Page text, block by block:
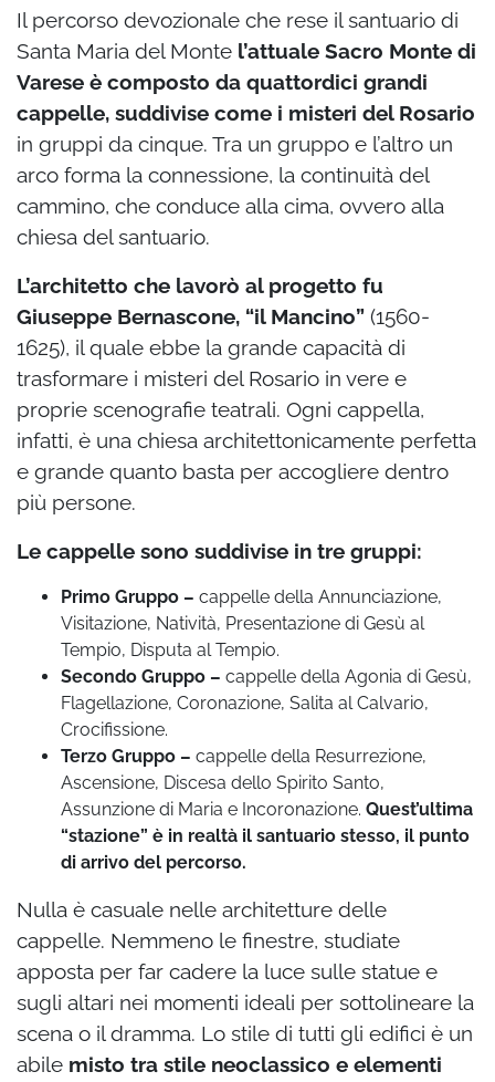
Il percorso devozionale che rese il santuario di
Santa Maria del Monte l’attuale Sacro Monte di
Varese è composto da quattordici grandi
cappelle, suddivise come i misteri del Rosario
in gruppi da cinque. Tra un gruppo e l’altro un
arco forma la connessione, la continuità del
cammino, che conduce alla cima, ovvero alla
chiesa del santuario.
L’architetto che lavorò al progetto fu
Giuseppe Bernascone, “il Mancino” (1560-
1625), il quale ebbe la grande capacità di
trasformare i misteri del Rosario in vere e
proprie scenografie teatrali. Ogni cappella,
infatti, è una chiesa architettonicamente perfetta
e grande quanto basta per accogliere dentro
più persone.
Le cappelle sono suddivise in tre gruppi:
Primo Gruppo – cappelle della Annunciazione,
Visitazione, Natività, Presentazione di Gesù al
Tempio, Disputa al Tempio.
Secondo Gruppo – cappelle della Agonia di Gesù,
Flagellazione, Coronazione, Salita al Calvario,
Crocifissione.
Terzo Gruppo – cappelle della Resurrezione,
Ascensione, Discesa dello Spirito Santo,
Assunzione di Maria e Incoronazione. Quest’ultima
“stazione” è in realtà il santuario stesso, il punto
di arrivo del percorso.
Nulla è casuale nelle architetture delle
cappelle. Nemmeno le finestre, studiate
apposta per far cadere la luce sulle statue e
sugli altari nei momenti ideali per sottolineare la
scena o il dramma. Lo stile di tutti gli edifici è un
abile misto tra stile neoclassico e elementi